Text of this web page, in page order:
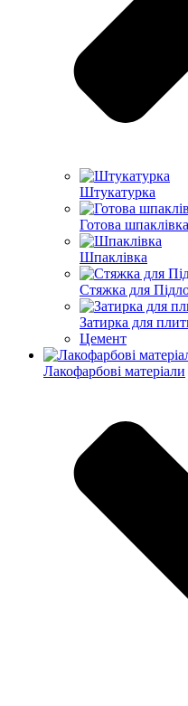
Штукатурка
Готова шпаклівка
Шпаклівка
Стяжка для
Затирка для
Цемент
Лакофарбові матеріали